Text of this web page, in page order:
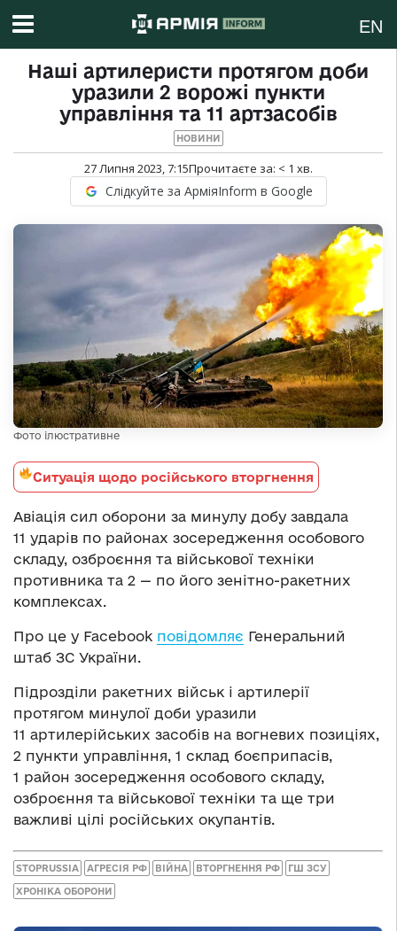
EN
Наші артилеристи протягом доби
уразили 2 ворожі пункти
управління та 11 артзасобів
НОВИНИ
27 Липня 2023, 7:15Прочитаєте за: < 1 хв.
Слідкуйте за АрміяInform в Google
Фото ілюстративне
Ситуація щодо російського вторгнення
Авіація сил оборони за минулу добу завдала
11 ударів по районах зосередження особового
складу, озброєння та військової техніки
противника та 2 — по його зенітно-ракетних
комплексах.
Про це у Facebook повідомляє Генеральний
штаб ЗС України.
Підрозділи ракетних військ і артилерії
протягом минулої доби уразили
11 артилерійських засобів на вогневих позиціях,
2 пункти управління, 1 склад боєприпасів,
1 район зосередження особового складу,
озброєння та військової техніки та ще три
важливі цілі російських окупантів.
STOPRUSSIA АГРЕСІЯ РФ ВІЙНА ВТОРГНЕННЯ РФ ГШ ЗСУ
ХРОНІКА ОБОРОНИ